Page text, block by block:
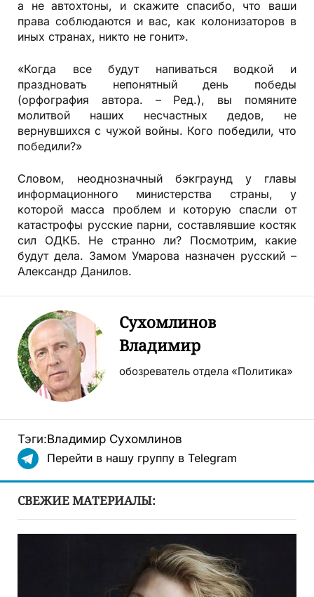
а не автохтоны, и скажите спасибо, что ваши
права соблюдаются и вас, как колонизаторов в
иных странах, никто не гонит».
«Когда все будут напиваться водкой и
праздновать непонятный день победы
(орфография автора. – Ред.), вы помяните
молитвой наших несчастных дедов, не
вернувшихся с чужой войны. Кого победили, что
победили?»
Словом, неоднозначный бэкграунд у главы
информационного министерства страны, у
которой масса проблем и которую спасли от
катастрофы русские парни, составлявшие костяк
сил ОДКБ. Не странно ли? Посмотрим, какие
будут дела. Замом Умарова назначен русский –
Александр Данилов.
Сухомлинов
Владимир
обозреватель отдела «Политика»
Тэги:Владимир Сухомлинов
Перейти в нашу группу в Telegram
СВЕЖИЕ МАТЕРИАЛЫ: